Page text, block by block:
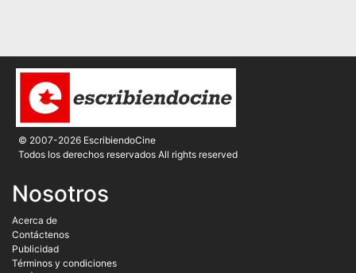
© 2007-2026 EscribiendoCine
Todos los derechos reservados All rights reserved
Nosotros
Acerca de
Contáctenos
Publicidad
Términos y condiciones